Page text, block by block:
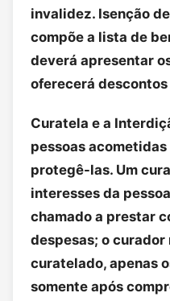
invalidez. Isenção
compõe a lista de
deverá apresentar
oferecerá
Curatela e a
pessoas
protegê-las. Um
interesses da
chamado a prestar
despesas; o
curatelado, apenas
somente após